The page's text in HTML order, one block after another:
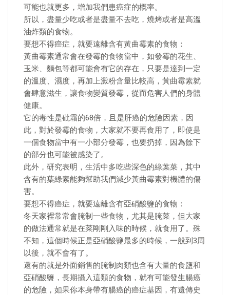
可能也就更多，增加我們患癌症的概率。
所以，盡量少吃或者是盡量不去吃，燒烤或者是高溫
油炸類的食物。
要想不得癌症，就要遠離含有黃曲霉素的食物：
黃曲霉素通常會在發霉的食物當中，如發霉的花生、
玉米、麵包等都可能會有它的存在，只要是達到一定
的溫度、濕度，再加上澱粉含量比較高，黃曲霉素就
會肆意滋生，讓食物變質發霉，從而危害人們的身體
健康。
它的毒性是砒霜的68倍，且是肝癌的危險因素，因
此，對於發霉的食物，大家就不要再食用了，即使是
一個食物當中有一小部分發霉，也要扔掉，因為餘下
的部分也可能被感染了。
此外，研究表明，生活中多吃些深色的綠葉菜，其中
含有的葉綠素能夠幫助我們減少黃曲霉素對機體的傷
害。
要想不得癌症，就要遠離含有亞硝酸鹽的食物：
冬天家裡常常會腌制一些食物，尤其是腌菜，但大家
的做法通常就是在菜剛剛入味的時候，就食用了。殊
不知，這個時候正是亞硝酸鹽最多的時候，一般到3周
以後，就不會有了。
還有的就是外面銷售的腌制肉類也含有大量的食鹽和
亞硝酸鹽，長期攝入這類的食物，就有可能發生腸癌
的危險，如果你本身帶有腸癌的癌症基因，有遺傳史